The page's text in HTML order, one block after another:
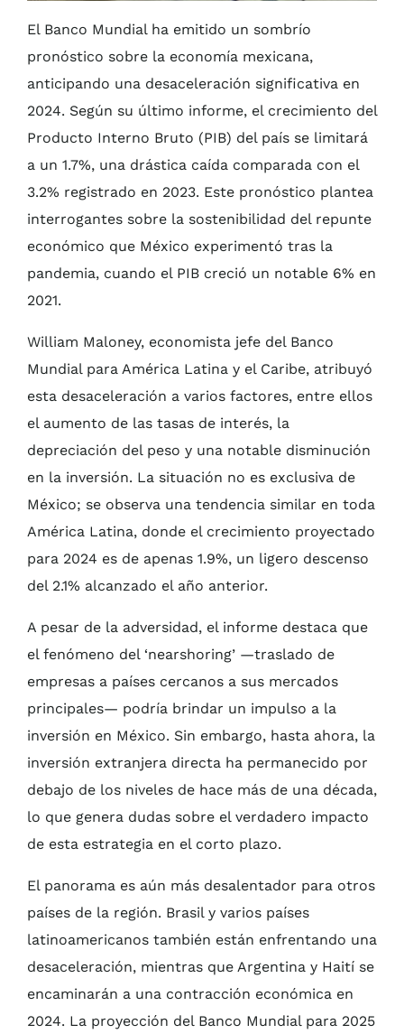
El Banco Mundial ha emitido un sombrío
pronóstico sobre la economía mexicana,
anticipando una desaceleración significativa en
2024. Según su último informe, el crecimiento del
Producto Interno Bruto (PIB) del país se limitará
a un 1.7%, una drástica caída comparada con el
3.2% registrado en 2023. Este pronóstico plantea
interrogantes sobre la sostenibilidad del repunte
económico que México experimentó tras la
pandemia, cuando el PIB creció un notable 6% en
2021.
William Maloney, economista jefe del Banco
Mundial para América Latina y el Caribe, atribuyó
esta desaceleración a varios factores, entre ellos
el aumento de las tasas de interés, la
depreciación del peso y una notable disminución
en la inversión. La situación no es exclusiva de
México; se observa una tendencia similar en toda
América Latina, donde el crecimiento proyectado
para 2024 es de apenas 1.9%, un ligero descenso
del 2.1% alcanzado el año anterior.
A pesar de la adversidad, el informe destaca que
el fenómeno del ‘nearshoring’ —traslado de
empresas a países cercanos a sus mercados
principales— podría brindar un impulso a la
inversión en México. Sin embargo, hasta ahora, la
inversión extranjera directa ha permanecido por
debajo de los niveles de hace más de una década,
lo que genera dudas sobre el verdadero impacto
de esta estrategia en el corto plazo.
El panorama es aún más desalentador para otros
países de la región. Brasil y varios países
latinoamericanos también están enfrentando una
desaceleración, mientras que Argentina y Haití se
encaminarán a una contracción económica en
2024. La proyección del Banco Mundial para 2025